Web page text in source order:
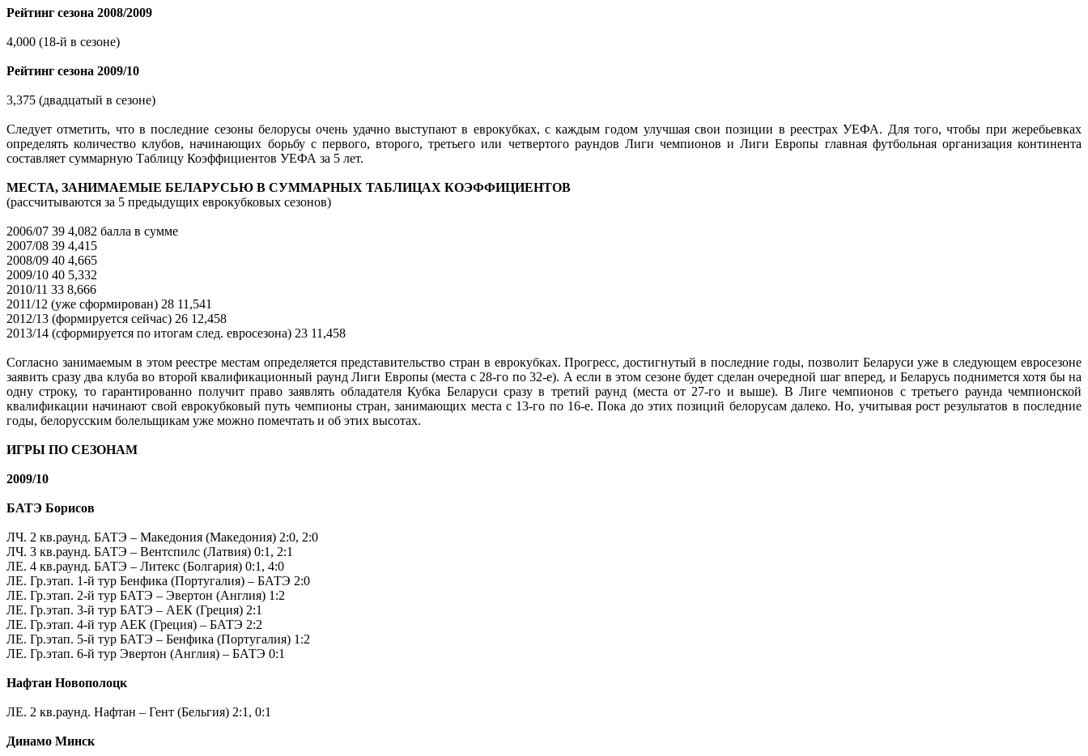
Рейтинг сезона 2008/2009
4,000 (18-й в сезоне)
Рейтинг сезона 2009/10
3,375 (двадцатый в сезоне)
Следует отметить, что в последние сезоны белорусы очень удачно выступают в еврокубках, с каждым годом улучшая свои позиции в реестрах УЕФА. Для того, чтобы при жеребьевках
определять количество клубов, начинающих борьбу с первого, второго, третьего или четвертого раундов Лиги чемпионов и Лиги Европы главная футбольная организация континента
составляет суммарную Таблицу Коэффициентов УЕФА за 5 лет.
МЕСТА, ЗАНИМАЕМЫЕ БЕЛАРУСЬЮ В СУММАРНЫХ ТАБЛИЦАХ КОЭФФИЦИЕНТОВ
(рассчитываются за 5 предыдущих еврокубковых сезонов)
2006/07 39 4,082 балла в сумме
2007/08 39 4,415
2008/09 40 4,665
2009/10 40 5,332
2010/11 33 8,666
2011/12 (уже сформирован) 28 11,541
2012/13 (формируется сейчас) 26 12,458
2013/14 (сформируется по итогам след. евросезона) 23 11,458
Согласно занимаемым в этом реестре местам определяется представительство стран в еврокубках. Прогресс, достигнутый в последние годы, позволит Беларуси уже в следующем евросезоне
заявить сразу два клуба во второй квалификационный раунд Лиги Европы (места с 28-го по 32-е). А если в этом сезоне будет сделан очередной шаг вперед, и Беларусь поднимется хотя бы на
одну строку, то гарантированно получит право заявлять обладателя Кубка Беларуси сразу в третий раунд (места от 27-го и выше). В Лиге чемпионов с третьего раунда чемпионской
квалификации начинают свой еврокубковый путь чемпионы стран, занимающих места с 13-го по 16-е. Пока до этих позиций белорусам далеко. Но, учитывая рост результатов в последние
годы, белорусским болельщикам уже можно помечтать и об этих высотах.
ИГРЫ ПО СЕЗОНАМ
2009/10
БАТЭ Борисов
ЛЧ. 2 кв.раунд. БАТЭ – Македония (Македония) 2:0, 2:0
ЛЧ. 3 кв.раунд. БАТЭ – Вентспилс (Латвия) 0:1, 2:1
ЛЕ. 4 кв.раунд. БАТЭ – Литекс (Болгария) 0:1, 4:0
ЛЕ. Гр.этап. 1-й тур Бенфика (Португалия) – БАТЭ 2:0
ЛЕ. Гр.этап. 2-й тур БАТЭ – Эвертон (Англия) 1:2
ЛЕ. Гр.этап. 3-й тур БАТЭ – АЕК (Греция) 2:1
ЛЕ. Гр.этап. 4-й тур АЕК (Греция) – БАТЭ 2:2
ЛЕ. Гр.этап. 5-й тур БАТЭ – Бенфика (Португалия) 1:2
ЛЕ. Гр.этап. 6-й тур Эвертон (Англия) – БАТЭ 0:1
Нафтан Новополоцк
ЛЕ. 2 кв.раунд. Нафтан – Гент (Бельгия) 2:1, 0:1
Динамо Минск